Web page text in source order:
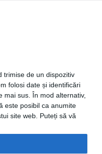
trimise de un dispozitiv
folosi date și identificări
sus. În mod alternativ,
este posibil ca anumite
site web. Puteți să vă